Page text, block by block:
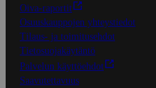
Oiva-raportit
Osuuskauppojen yhteystiedot
Tilaus- ja toimitusehdot
Tietosuojakäytäntö
Palvelun käyttöehdot
Saavutettavuus